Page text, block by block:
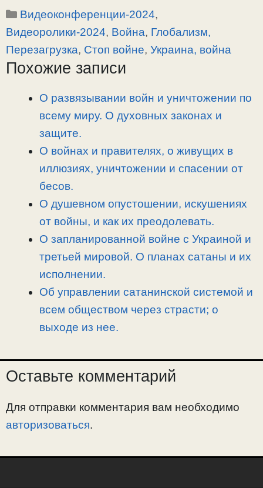
p
y
n
l
e
a
c
e
o
п
р
а
и
Рубрики
Видеоконференции-2024,
Видеоролики-2024, Война, Глобализм,
Перезагрузка, Стоп войне, Украина, война
Похожие записи
О развязывании войн и уничтожении по
всему миру. О духовных законах и
защите.
О войнах и правителях, о живущих в
иллюзиях, уничтожении и спасении от
бесов.
О душевном опустошении, искушениях
от войны, и как их преодолевать.
О запланированной войне с Украиной и
третьей мировой. О планах сатаны и их
исполнении.
Об управлении сатанинской системой и
всем обществом через страсти; о
выходе из нее.
Оставьте комментарий
Для отправки комментария вам необходимо
авторизоваться.